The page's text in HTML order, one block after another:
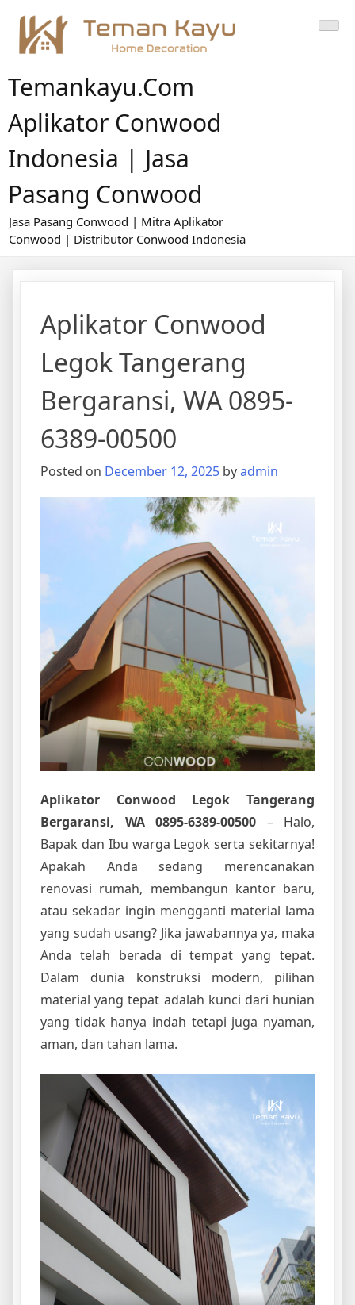
content
Temankayu.com
Aplikator Conwood
Indonesia | Jasa
Pasang Conwood
Jasa Pasang Conwood | Mitra Aplikator
Conwood | Distributor Conwood Indonesia
Aplikator Conwood
Legok Tangerang
Bergaransi, WA 0895-
6389-00500
Posted on December 12, 2025 byadmin
Aplikator Conwood Legok Tangerang
Bergaransi, WA 0895-6389-00500 – Halo,
Bapak dan Ibu warga Legok serta sekitarnya!
Apakah Anda sedang merencanakan
renovasi rumah, membangun kantor baru,
atau sekadar ingin mengganti material lama
yang sudah usang? Jika jawabannya ya, maka
Anda telah berada di tempat yang tepat.
Dalam dunia konstruksi modern, pilihan
material yang tepat adalah kunci dari hunian
yang tidak hanya indah tetapi juga nyaman,
aman, dan tahan lama.